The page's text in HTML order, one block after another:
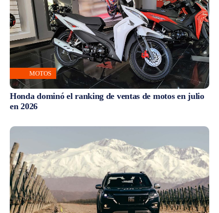
MOTOS
Honda dominó el ranking de ventas de motos en julio
en 2026